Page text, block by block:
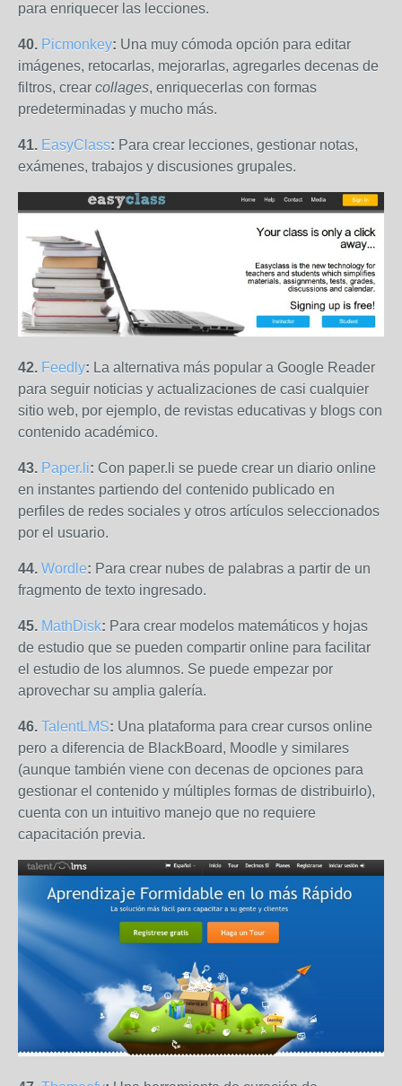
para enriquecer las lecciones.
40. Picmonkey: Una muy cómoda opción para editar
imágenes, retocarlas, mejorarlas, agregarles decenas de
filtros, crear collages, enriquecerlas con formas
predeterminadas y mucho más.
41. EasyClass: Para crear lecciones, gestionar notas,
exámenes, trabajos y discusiones grupales.
42. Feedly: La alternativa más popular a Google Reader
para seguir noticias y actualizaciones de casi cualquier
sitio web, por ejemplo, de revistas educativas y blogs con
contenido académico.
43. Paper.li: Con paper.li se puede crear un diario online
en instantes partiendo del contenido publicado en
perfiles de redes sociales y otros artículos seleccionados
por el usuario.
44. Wordle: Para crear nubes de palabras a partir de un
fragmento de texto ingresado.
45. MathDisk: Para crear modelos matemáticos y hojas
de estudio que se pueden compartir online para facilitar
el estudio de los alumnos. Se puede empezar por
aprovechar su amplia galería.
46. TalentLMS: Una plataforma para crear cursos online
pero a diferencia de BlackBoard, Moodle y similares
(aunque también viene con decenas de opciones para
gestionar el contenido y múltiples formas de distribuirlo),
cuenta con un intuitivo manejo que no requiere
capacitación previa.